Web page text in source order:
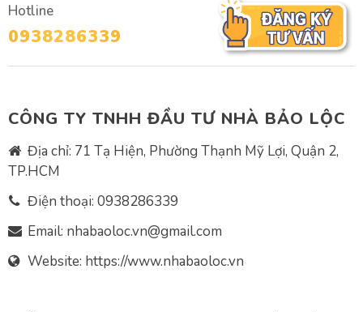
Hotline
0938286339
CÔNG TY TNHH ĐẦU TƯ NHÀ BẢO LỘC
Địa chỉ: 71 Tạ Hiện, Phường Thạnh Mỹ Lợi, Quận 2,
TP.HCM
Điện thoại: 0938286339
Email: nhabaoloc.vn@gmail.com
Website: https://www.nhabaoloc.vn